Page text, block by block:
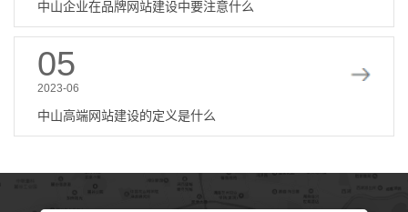
中山企业在品牌网站建设中要注意什么
05
2023-06
中山高端网站建设的定义是什么